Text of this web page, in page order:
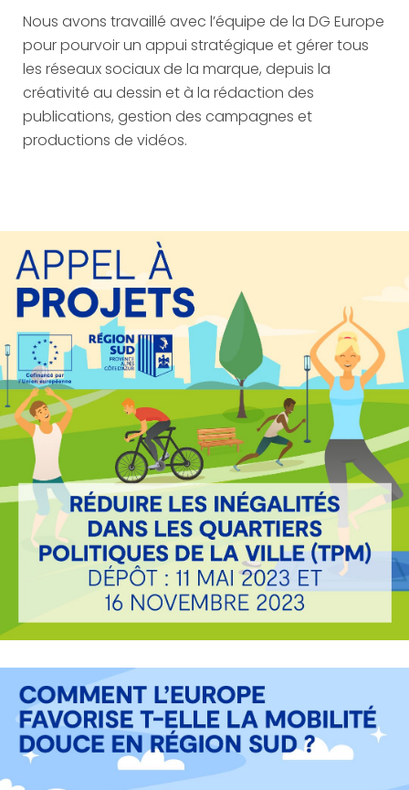
Nous avons travaillé avec l’équipe de la DG Europe
pour pourvoir un appui stratégique et gérer tous
les réseaux sociaux de la marque, depuis la
créativité au dessin et à la rédaction des
publications, gestion des campagnes et
productions de vidéos.